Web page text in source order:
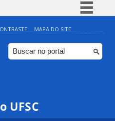
Simplifique!
Comunica BR
Participe
MAPA DO SITE
UFSC